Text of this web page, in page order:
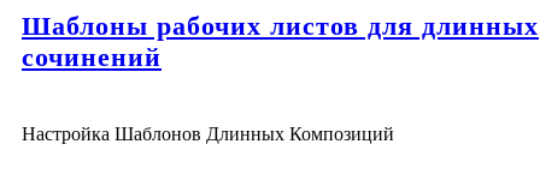
Шаблоны рабочих листов для длинных
сочинений
Настройка Шаблонов Длинных Композиций